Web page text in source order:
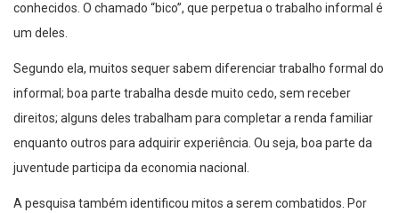
conhecidos. O chamado “bico”, que perpetua o trabalho informal é
um deles.
Segundo ela, muitos sequer sabem diferenciar trabalho formal do
informal; boa parte trabalha desde muito cedo, sem receber
direitos; alguns deles trabalham para completar a renda familiar
enquanto outros para adquirir experiência. Ou seja, boa parte da
juventude participa da economia nacional.
A pesquisa também identificou mitos a serem combatidos. Por